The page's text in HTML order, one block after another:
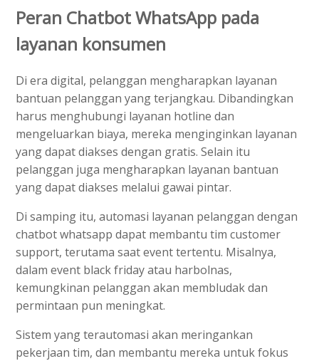
Peran Chatbot WhatsApp pada
layanan konsumen
Di era digital, pelanggan mengharapkan layanan
bantuan pelanggan yang terjangkau. Dibandingkan
harus menghubungi layanan hotline dan
mengeluarkan biaya, mereka menginginkan layanan
yang dapat diakses dengan gratis. Selain itu
pelanggan juga mengharapkan layanan bantuan
yang dapat diakses melalui gawai pintar.
Di samping itu, automasi layanan pelanggan dengan
chatbot whatsapp dapat membantu tim customer
support, terutama saat event tertentu. Misalnya,
dalam event black friday atau harbolnas,
kemungkinan pelanggan akan membludak dan
permintaan pun meningkat.
Sistem yang terautomasi akan meringankan
pekerjaan tim, dan membantu mereka untuk fokus